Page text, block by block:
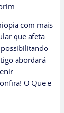
com mais
que afeta
abordará
O Que é